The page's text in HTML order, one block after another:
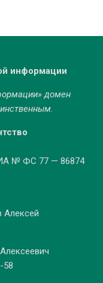
информации
домен
№ ФС 77 — 86874
Алексей
58